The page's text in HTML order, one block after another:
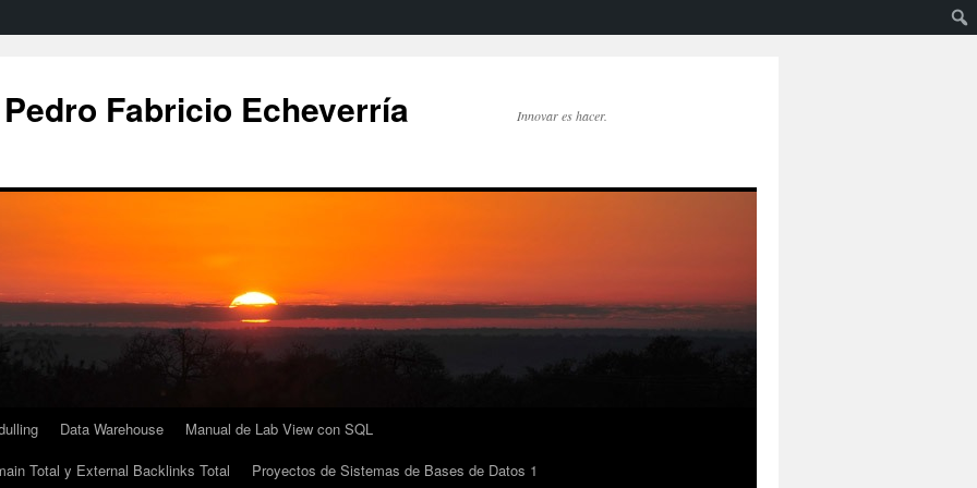
Fabricio Echeverría
Innovar es hacer.
Data Warehouse
Manual de Lab View con SQL
Total y External Backlinks Total
Proyectos de Sistemas de Bases de Datos 1